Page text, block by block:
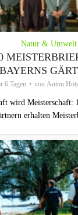
Natur & Umwelt
BAYERNS
6 Tagen von Anton
wird Meisterschaft:
erhalten